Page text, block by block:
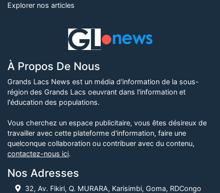
Explorer nos articles
À Propos De Nous
Grands Lacs News est un média d'information de la sous-
région des Grands Lacs oeuvrant dans l'information et
l'éducation des populations.
Vous cherchez un espace publicitaire, vous êtes désireux de
travailler avec cette plateforme d'information, faire une
quelconque collaboration ou contribuer avec du contenu,
contactez-nous ici.
Nos Adresses
32, Av. Fikiri, Q. MURARA, Karisimbi, Goma, RDCongo